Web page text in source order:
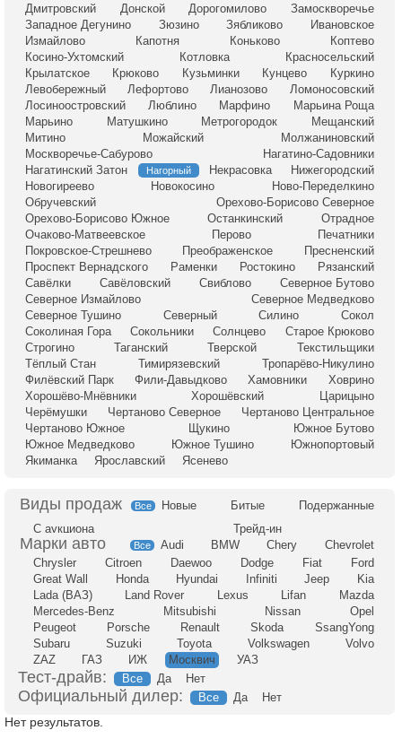
Дмитровский
Донской Дорогомилово
Замоскворечье
Западное Дегунино
Зюзино Зябликово
Ивановское
Измайлово
Капотня Коньково
Коптево
Косино-Ухтомский
Котловка
Красносельский
Крылатское
Крюково Кузьминки Кунцево
Куркино
Левобережный
Лефортово Лианозово
Ломоносовский
Лосиноостровский
Люблино Марфино
Марьина Роща
Марьино
Матушкино Метрогородок
Мещанский
Митино
Можайский
Молжаниновский
Москворечье-Сабурово
Нагатино-Садовники
Нагатинский Затон
Нагорный Некрасовка
Нижегородский
Новогиреево
Новокосино
Ново-Переделкино
Обручевский
Орехово-Борисово Северное
Орехово-Борисово Южное
Останкинский
Отрадное
Очаково-Матвеевское
Перово
Печатники
Покровское-Стрешнево
Преображенское
Пресненский
Проспект Вернадского
Раменки Ростокино
Рязанский
Савёлки
Савёловский Свиблово
Северное Бутово
Северное Измайлово
Северное Медведково
Северное Тушино
Северный Силино
Сокол
Соколиная Гора
Сокольники Солнцево
Старое Крюково
Строгино
Таганский Тверской
Текстильщики
Тёплый Стан
Тимирязевский
Тропарёво-Никулино
Филёвский Парк
Фили-Давыдково Хамовники
Ховрино
Хорошёво-Мнёвники
Хорошёвский
Царицыно
Черёмушки
Чертаново Северное
Чертаново Центральное
Чертаново Южное
Щукино
Южное Бутово
Южное Медведково
Южное Тушино
Южнопортовый
Якиманка
Ярославский Ясенево
Все Новые Битые
Подержанные
С аукциона
Трейд-ин
Все Audi BMW Chery
Chevrolet
Chrysler
Citroen Daewoo Dodge Fiat
Ford
Great Wall
Honda Hyundai Infiniti Jeep
Kia
Lada (ВАЗ)
Land Rover Lexus Lifan
Mazda
Mercedes-Benz
Mitsubishi Nissan
Opel
Peugeot
Porsche Renault Skoda
SsangYong
Subaru
Suzuki Toyota Volkswagen
Volvo
ZAZ
ГАЗ ИЖ Москвич УАЗ
Тест-драйв: Все Да Нет
Официальный дилер: Все Да Нет
Нет результатов.